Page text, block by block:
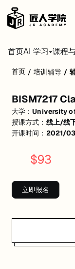
首页AI 学习 课程
活动形式: 线上/线下
开始日期: 2021/3/9
已有 17 名同学报名参加
价格: $93 (原价 $99)
匠人学院提供高质量的
首页 / 培训辅导 /
BISM7217
大学：University
授课方式： 线上/线
开课时间： 2021/
$93
立即报名